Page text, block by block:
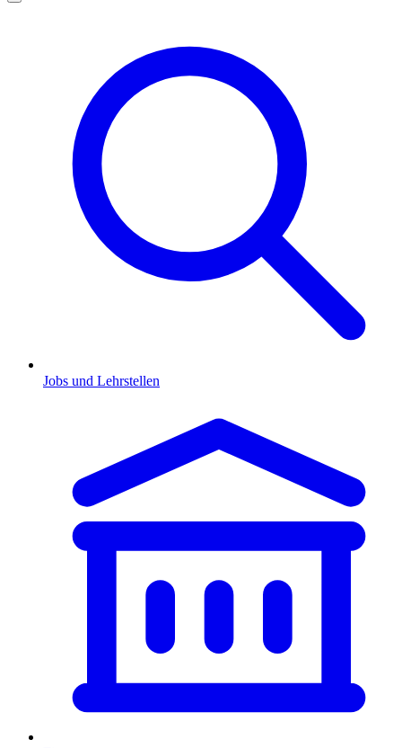
Jobs und Lehrstellen